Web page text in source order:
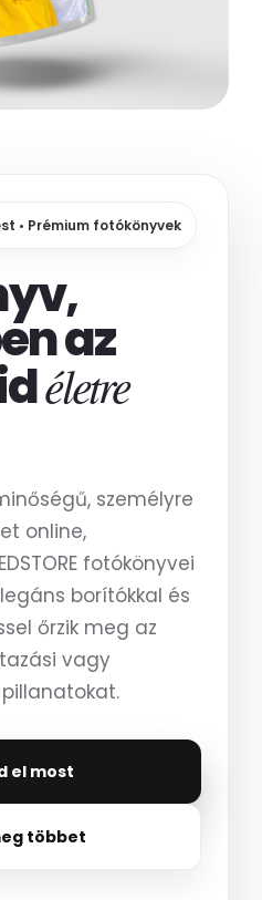
• Prémium fotókönyvek
az
életre
személyre
online,
fotókönyvei
borítókkal és
őrzik meg az
vagy
el most
többet